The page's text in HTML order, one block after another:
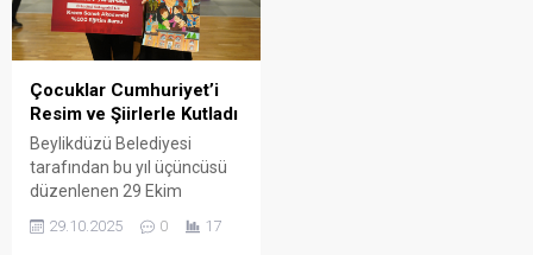
Çocuklar Cumhuriyet’i
Resim ve Şiirlerle Kutladı
Beylikdüzü Belediyesi
tarafından bu yıl üçüncüsü
düzenlenen 29 Ekim
Cumhuriyet Bayramı Resim
ve Şiir Yarışması’nda
29.10.2025 0 17